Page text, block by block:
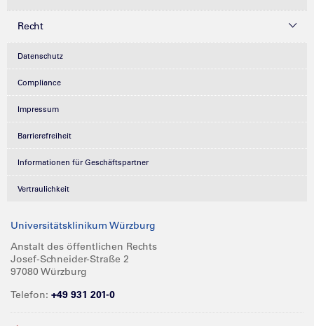
Recht
Datenschutz
Compliance
Impressum
Barrierefreiheit
Informationen für Geschäftspartner
Vertraulichkeit
Universitätsklinikum Würzburg
Anstalt des öffentlichen Rechts
Josef-Schneider-Straße 2
97080 Würzburg
Telefon: +49 931 201-0